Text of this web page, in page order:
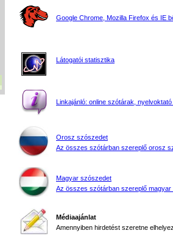
Google Chrome, Mozilla Firefox és IE
Látogatói statisztika
Linkajánló: online szótárak, nyelvoktató
Orosz szószedet
Az összes szótárban szereplő orosz
Magyar szószedet
Az összes szótárban szereplő magyar
Médiaajánlat
Amennyiben hirdetést szeretne